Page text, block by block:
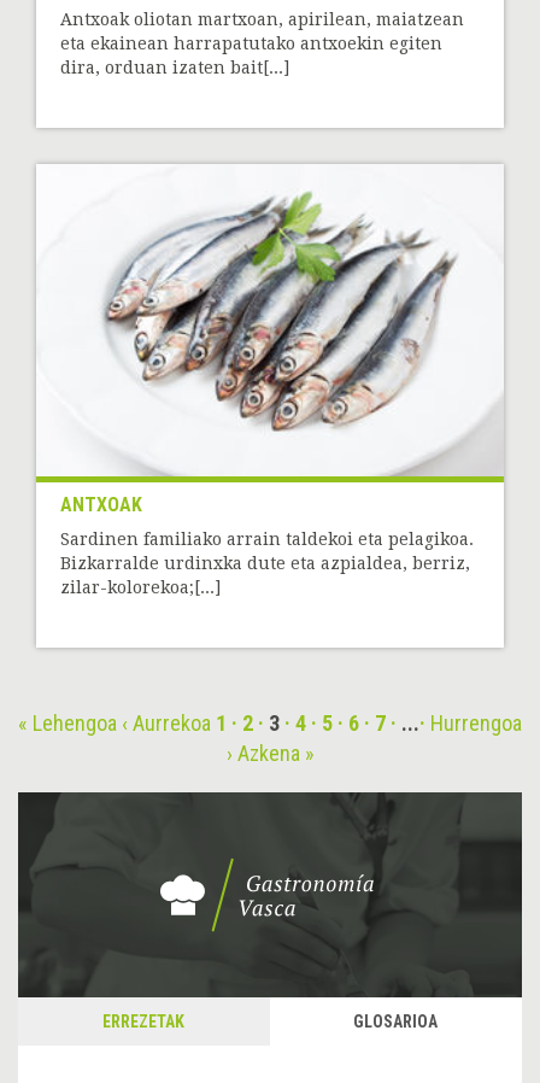
Antxoak oliotan martxoan, apirilean, maiatzean
eta ekainean harrapatutako antxoekin egiten
dira, orduan izaten bait[...]
ANTXOAK
Sardinen familiako arrain taldekoi eta pelagikoa.
Bizkarralde urdinxka dute eta azpialdea, berriz,
zilar-kolorekoa;[...]
« Lehengoa ‹ Aurrekoa 1 2 3 4 5 6 7 ... Hurrengoa
› Azkena »
ERREZETAK GLOSARIOA